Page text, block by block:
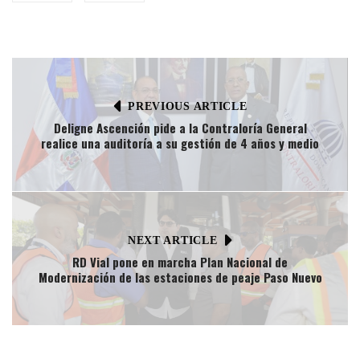
PREVIOUS ARTICLE
Deligne Ascención pide a la Contraloría General
realice una auditoría a su gestión de 4 años y medio
NEXT ARTICLE
RD Vial pone en marcha Plan Nacional de
Modernización de las estaciones de peaje Paso Nuevo